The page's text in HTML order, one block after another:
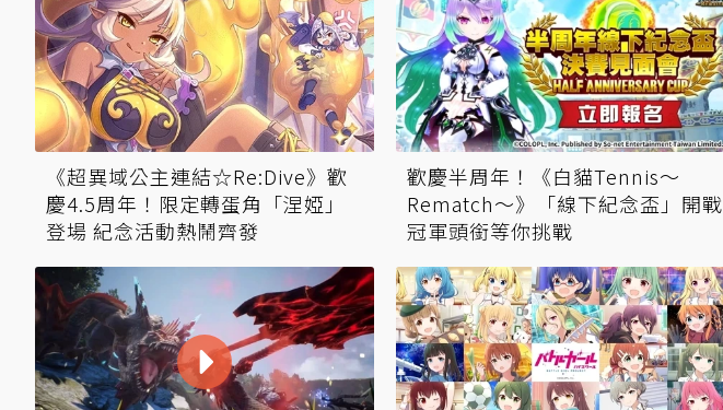
《超異域公主連結☆Re:Dive》歡
慶4.5周年！限定轉蛋角「涅婭」
登場 紀念活動熱鬧齊發
歡慶半周年！《白貓Tennis～
Rematch～》「線下紀念盃」開戰
冠軍頭銜等你挑戰